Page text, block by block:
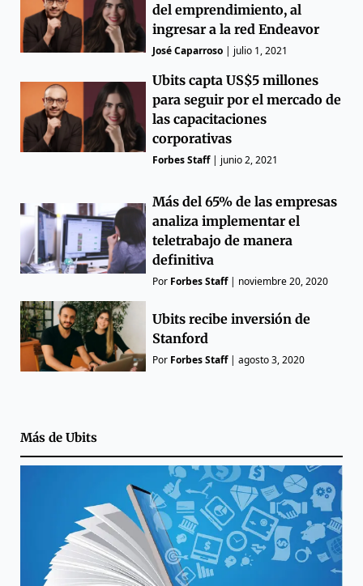
del emprendimiento, al
ingresar a la red Endeavor
José Caparroso | julio 1, 2021
Ubits capta US$5 millones
para seguir por el mercado de
las capacitaciones
corporativas
Forbes Staff| junio 2, 2021
Más del 65% de las empresas
analiza implementar el
teletrabajo de manera
definitiva
Por Forbes Staff| noviembre 20, 2020
Ubits recibe inversión de
Stanford
Por Forbes Staff|agosto 3, 2020
Más de Ubits